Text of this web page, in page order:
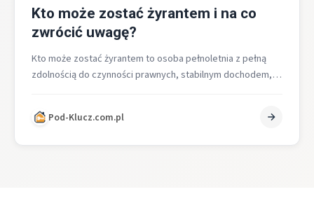
Kto może zostać żyrantem i na co
zwrócić uwagę?
Kto może zostać żyrantem to osoba pełnoletnia z pełną
zdolnością do czynności prawnych, stabilnym dochodem,
Pod-Klucz.com.pl